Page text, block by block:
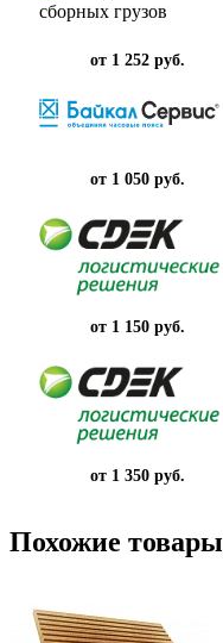
от 1 252 руб.
от 1 050 руб.
от 1 150 руб.
от 1 350 руб.
Похожие товары